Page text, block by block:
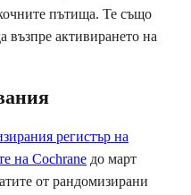
пътища. Те също
възпре активирането на
регистър на
на Cochrane до март
от рандомизирани